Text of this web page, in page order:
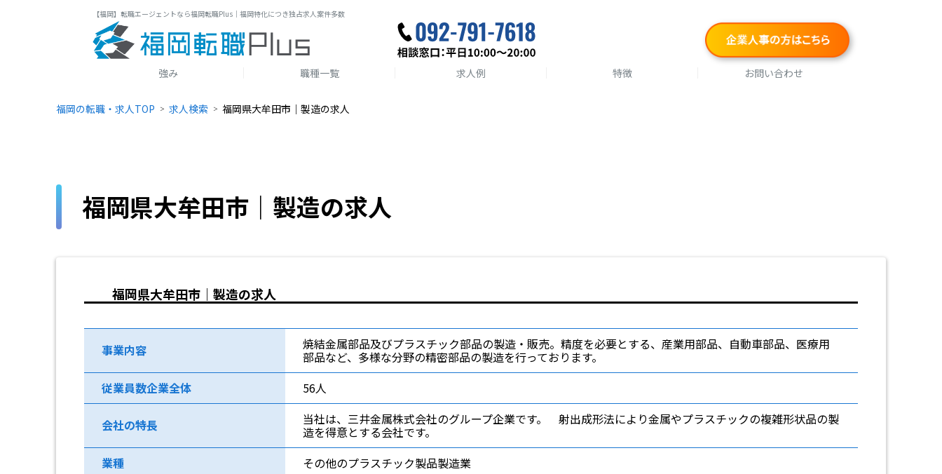
【福岡】転職エージェントなら福岡転職Plus｜福岡特化につき独占求人案件多数
強み 職種一覧 求人例 特徴 お問い合わせ
福岡の転職・求人TOP 求人検索 福岡県大牟田市｜製造の求人
福岡県大牟田市｜製造の求人
福岡県大牟田市｜製造の求人
事業内容 焼結金属部品及びプラスチック部品の製造・販売。精度を必要とする、産業用部品、自動車部品、医療用
部品など、多様な分野の精密部品の製造を行っております。
従業員数企業全体
56人
会社の特長 当社は、三井金属株式会社のグループ企業です。 射出成形法により金属やプラスチックの複雑形状品の製
造を得意とする会社です。
業種
その他のプラスチック製品製造業